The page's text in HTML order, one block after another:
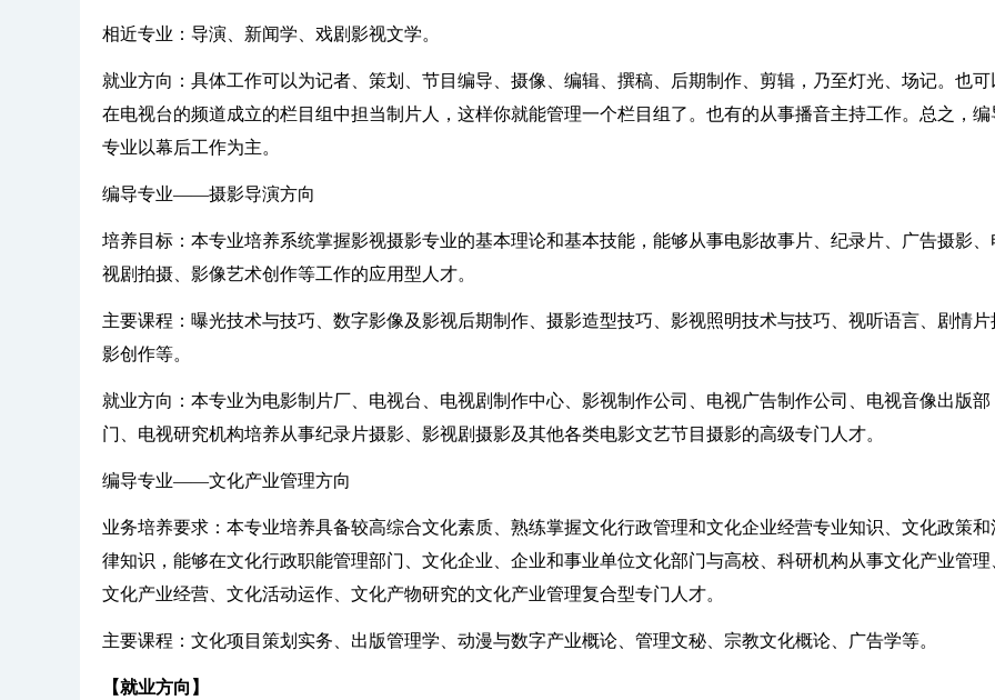
相近专业：导演、新闻学、戏剧影视文学。
就业方向：具体工作可以为记者、策划、节目编导、摄像、编辑、撰稿、后期制作、剪辑，乃至灯光、场记。也可
在电视台的频道成立的栏目组中担当制片人，这样你就能管理一个栏目组了。也有的从事播音主持工作。总之，编
专业以幕后工作为主。
编导专业——摄影导演方向
培养目标：本专业培养系统掌握影视摄影专业的基本理论和基本技能，能够从事电影故事片、纪录片、广告摄影、
视剧拍摄、影像艺术创作等工作的应用型人才。
主要课程：曝光技术与技巧、数字影像及影视后期制作、摄影造型技巧、影视照明技术与技巧、视听语言、剧情片
影创作等。
就业方向：本专业为电影制片厂、电视台、电视剧制作中心、影视制作公司、电视广告制作公司、电视音像出版部
门、电视研究机构培养从事纪录片摄影、影视剧摄影及其他各类电影文艺节目摄影的高级专门人才。
编导专业——文化产业管理方向
业务培养要求：本专业培养具备较高综合文化素质、熟练掌握文化行政管理和文化企业经营专业知识、文化政策和
律知识，能够在文化行政职能管理部门、文化企业、企业和事业单位文化部门与高校、科研机构从事文化产业管理
文化产业经营、文化活动运作、文化产物研究的文化产业管理复合型专门人才。
主要课程：文化项目策划实务、出版管理学、动漫与数字产业概论、管理文秘、宗教文化概论、广告学等。
【就业方向】